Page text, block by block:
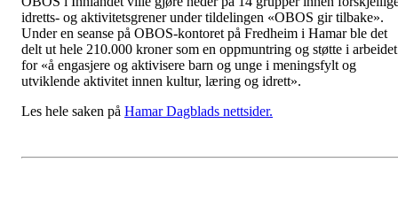
idretts- og aktivitetsgrener under tildelingen «OBOS gir tilbake».
Under en seanse på OBOS-kontoret på Fredheim i Hamar ble det
delt ut hele 210.000 kroner som en oppmuntring og støtte i arbeidet
for «å engasjere og aktivisere barn og unge i meningsfylt og
utviklende aktivitet innen kultur, læring og idrett».
Les hele saken på Hamar Dagblads nettsider.